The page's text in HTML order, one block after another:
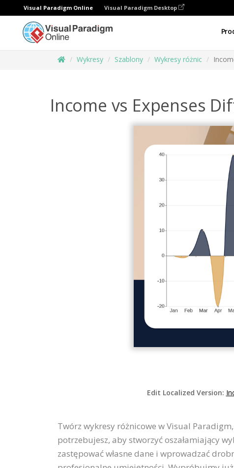
Visual Paradigm Online Visual Paradigm Desktop
Wykresy Szablony Wykresy różnic
Income vs Expenses
Edit Localized Version:
Twórz wykresy różnicowe w Visual
potrzebujesz, aby stworzyć oszałamiający
zastępować własne dane i wprowadzać